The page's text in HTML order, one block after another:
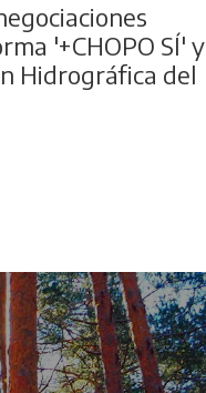
'+CHOPO SÍ' y
Hidrográfica del